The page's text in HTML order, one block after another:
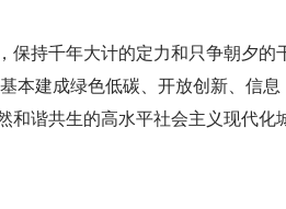
保持千年大计的定力和只争朝夕的
本建成绿色低碳、开放创新、信息
和谐共生的高水平社会主义现代化